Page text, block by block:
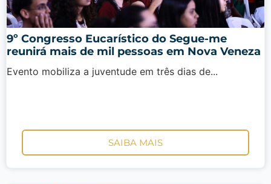
9º Congresso Eucarístico do Segue-me
reunirá mais de mil pessoas em Nova Veneza
Evento mobiliza a juventude em três dias de...
SAIBA MAIS